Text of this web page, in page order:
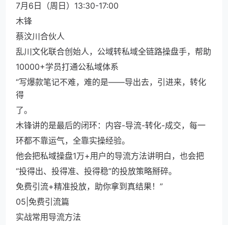
7月6日（周日）13:30-17:00
木锋
蔡汶川合伙人
乱川文化联合创始人，公域转私域全链路操盘手，帮助
10000+学员打通公私域体系
“写爆款笔记不难，难的是——导出去，引进来，转化
得
了。
木锋讲的是最后的闭环：内容-导流-转化-成交，每一
环都不靠运气，全靠实操经验。
他会把私域操盘1万+用户的导流方法讲明白，也会把
“投得出、投得准、投得稳”的投放策略掰碎。
免费引流+精准投放，助你拿到真结果！”
05|免费引流篇
实战常用导流方法